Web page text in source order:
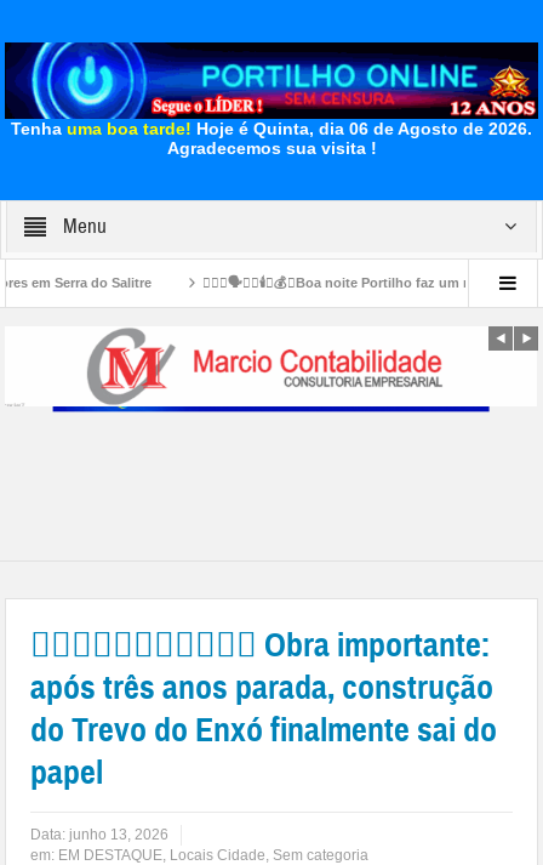
Tenha uma boa tarde! Hoje é Quinta, dia 06 de Agosto de 2026.
Agradecemos sua visita !
Menu
👉🏻😱🗣️🔦💡🕯️💸💰💡Boa noite Portilho faz um materia sobre esse preços abusivos
👉🏻🪜🙌🏻👏🏻👍🏻🤝🐦🧢Escada 🪜 de acesso. Aqui você 🫵🏻 paga seus
👉🏻🛑🤙🏻👏🏻🚨🚦🚧🍀 Obra importante:
após três anos parada, construção
do Trevo do Enxó finalmente sai do
papel
Data: junho 13, 2026
em: EM DESTAQUE, Locais Cidade, Sem categoria